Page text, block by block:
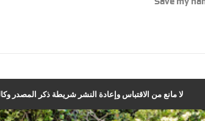
لا مانع من الاقتباس وإعادة النشر شريطة ذكر المصدر